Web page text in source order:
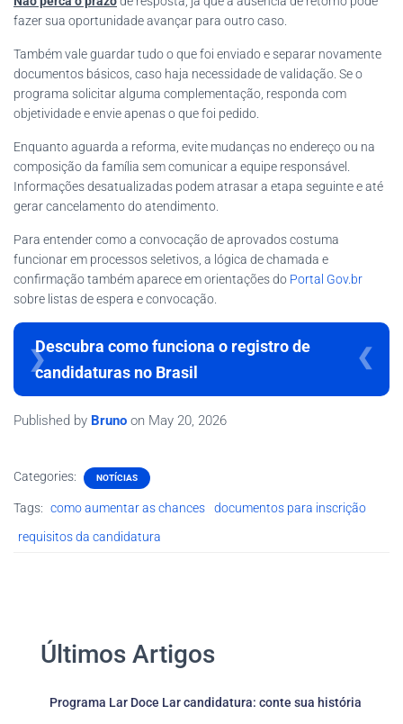
fazer sua oportunidade avançar para outro caso.
Também vale guardar tudo o que foi enviado e separar novamente
documentos básicos, caso haja necessidade de validação. Se o
programa solicitar alguma complementação, responda com
objetividade e envie apenas o que foi pedido.
Enquanto aguarda a reforma, evite mudanças no endereço ou na
composição da família sem comunicar a equipe responsável.
Informações desatualizadas podem atrasar a etapa seguinte e até
gerar cancelamento do atendimento.
Para entender como a convocação de aprovados costuma
funcionar em processos seletivos, a lógica de chamada e
confirmação também aparece em orientações do Portal Gov.br
sobre listas de espera e convocação.
Descubra como funciona o registro de
candidaturas no Brasil
Published by Bruno on May 20, 2026
Categories: NOTÍCIAS
Tags: como aumentar as chances
documentos para inscrição
requisitos da candidatura
Últimos Artigos
Programa Lar Doce Lar candidatura: conte sua história